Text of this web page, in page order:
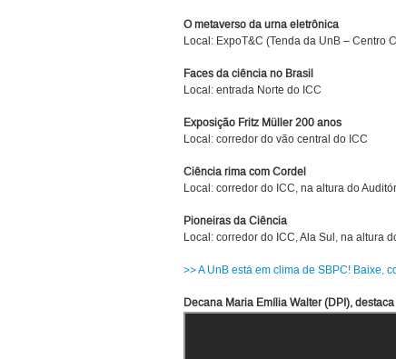
O metaverso da urna eletrônica
Local: ExpoT&C (Tenda da UnB – Centro
Faces da ciência no Brasil
Local: entrada Norte do ICC
Exposição Fritz Müller 200 anos
Local: corredor do vão central do ICC
Ciência rima com Cordel
Local: corredor do ICC, na altura do
Pioneiras da Ciência
Local: corredor do ICC, Ala Sul, na altura
>> A UnB está em clima de SBPC! Baixe,
Decana Maria Emília Walter (DPI),